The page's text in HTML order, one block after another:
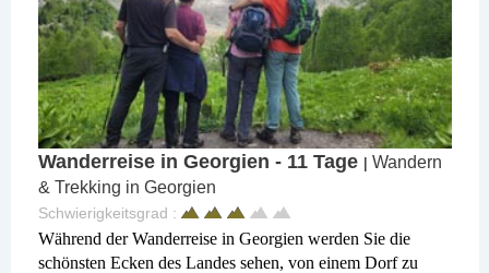
Wanderreise in Georgien - 11 Tage | Wandern
& Trekking in Georgien
Schwierigkeitsgrad :
Während der Wanderreise in Georgien werden Sie die
schönsten Ecken des Landes sehen, von einem Dorf zu